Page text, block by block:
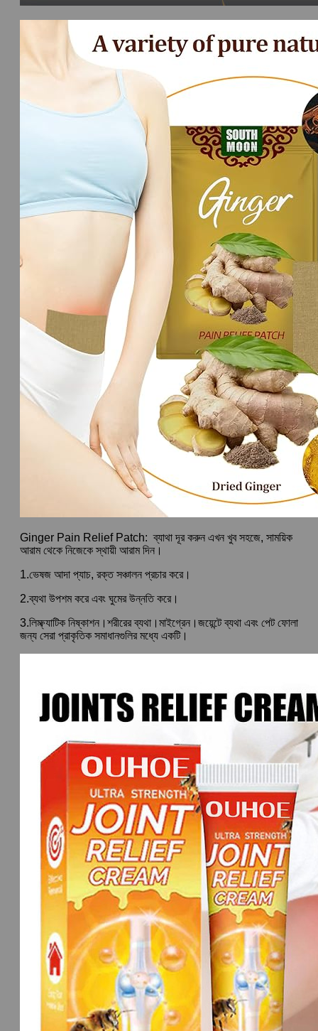
Ginger Pain Relief Patch: ব্যাথা দূর করুন এখন খুব সহজে, সাময়িক
আরাম থেকে নিজেকে স্থায়ী আরাম দিন।
1.ভেষজ আদা প্যাচ, রক্ত সঞ্চালন প্রচার করে।
2.ব্যথা উপশম করে এবং ঘুমের উন্নতি করে।
3.লিম্ফ্যাটিক নিষ্কাশন।শরীরের ব্যথা।মাইগ্রেন।জয়েন্টে ব্যথা এবং পেট ফোলা
জন্য সেরা প্রাকৃতিক সমাধানগুলির মধ্যে একটি।